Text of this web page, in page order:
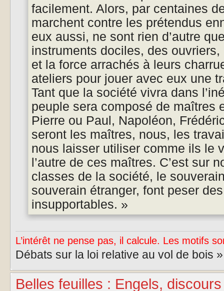
facilement. Alors, par centaines
marchent contre les prétendus
eux aussi, ne sont rien d’autre
instruments dociles, des ouvriers,
et la force arrachés à leurs
ateliers pour jouer avec eux une
Tant que la société vivra dans
peuple sera composé de maîtres
Pierre ou Paul, Napoléon,
seront les maîtres, nous, les
nous laisser utiliser comme ils le
l’autre de ces maîtres. C’est sur
classes de la société, le
souverain étranger, font peser
insupportables. »
L’intérêt ne pense pas, il calcule. Les motifs
Débats sur la loi relative au vol de bois
Belles feuilles : Engels,